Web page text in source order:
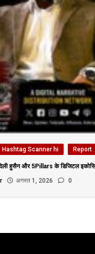
Hashtag Scanner hi Report
दिली हुसैन और 5Pillars के डिजिटल
अगस्त 1, 2026 0